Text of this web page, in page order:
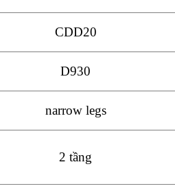
CDD20
D930
narrow legs
2 tầng